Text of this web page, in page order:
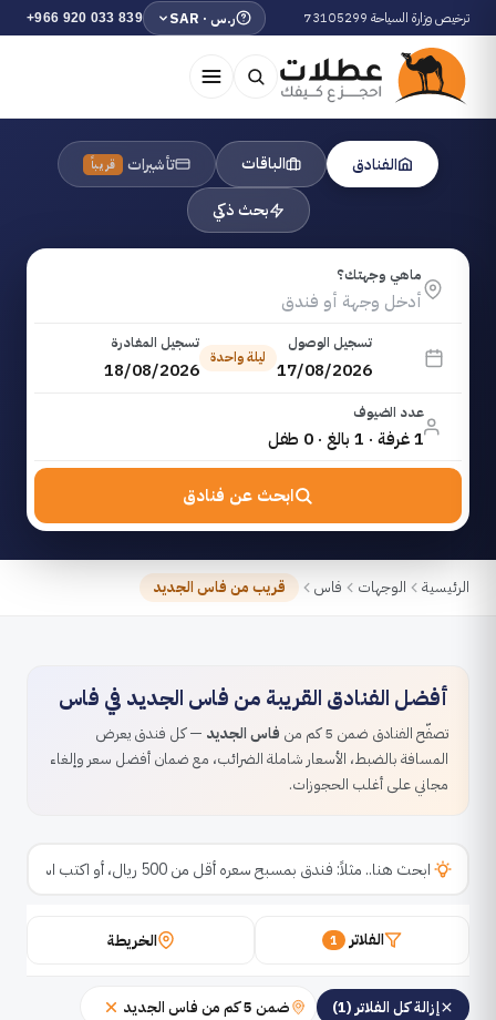
ترخيص وزارة السياحة 73105299 ر.س · SAR +966 920 033 839
الفنادق الباقات تأشيرات قريباً
بحث ذكي
ماهي وجهتك؟
تسجيل الوصول
17/08/2026
ليلة واحدة
تسجيل المغادرة
18/08/2026
عدد الضيوف
1 غرفة · 1 بالغ · 0 طفل
ابحث عن فنادق
الرئيسية الوجهات فاس قريب من فاس الجديد
أفضل الفنادق القريبة من فاس الجديد في فاس
تصفّح الفنادق ضمن 5 كم من فاس الجديد — كل فندق يعرض
المسافة بالضبط، الأسعار شاملة الضرائب، مع ضمان أفضل سعر وإلغاء
مجاني على أغلب الحجوزات.
الفلاتر 1 الخريطة
إزالة كل الفلاتر (1) ضمن 5 كم من فاس الجديد